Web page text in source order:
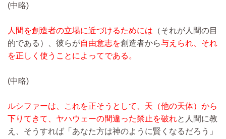
(中略)
人間を創造者の立場に近づけるためには （それが人間の目
的である）、彼らが自由意志を創造者から与えられ、それ
を正しく使うことによってである。
(中略)
ルシファーは、これを正そうとして、天（他の天体）から
下りてきて、ヤハウェーの間違った禁止を破れと人間に教
え、そうすれば「あなた方は神のように賢くなるだろう」